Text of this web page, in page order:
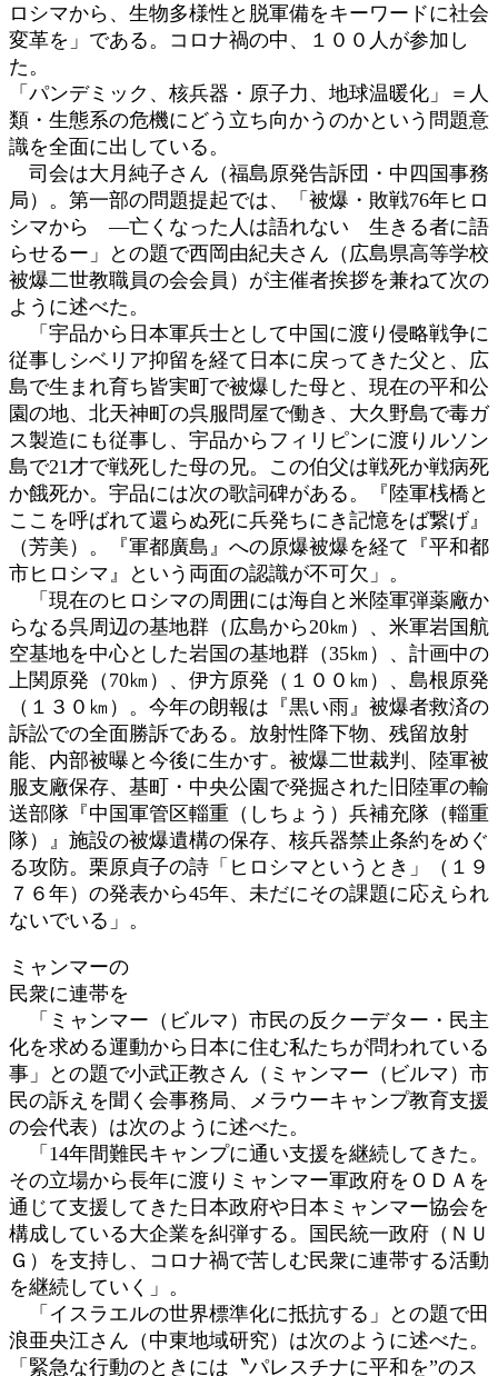
ロシマから、生物多様性と脱軍備をキーワードに社会
変革を」である。コロナ禍の中、１００人が参加し
た。
「パンデミック、核兵器・原子力、地球温暖化」＝人
類・生態系の危機にどう立ち向かうのかという問題意
識を全面に出している。
司会は大月純子さん（福島原発告訴団・中四国事務
局）。第一部の問題提起では、「被爆・敗戦76年ヒロ
シマから ―亡くなった人は語れない 生きる者に語
らせるー」との題で西岡由紀夫さん（広島県高等学校
被爆二世教職員の会会員）が主催者挨拶を兼ねて次の
ように述べた。
「宇品から日本軍兵士として中国に渡り侵略戦争に
従事しシベリア抑留を経て日本に戻ってきた父と、広
島で生まれ育ち皆実町で被爆した母と、現在の平和公
園の地、北天神町の呉服問屋で働き、大久野島で毒ガ
ス製造にも従事し、宇品からフィリピンに渡りルソン
島で21才で戦死した母の兄。この伯父は戦死か戦病死
か餓死か。宇品には次の歌詞碑がある。『陸軍桟橋と
ここを呼ばれて還らぬ死に兵発ちにき記憶をば繋げ』
（芳美）。『軍都廣島』への原爆被爆を経て『平和都
市ヒロシマ』という両面の認識が不可欠」。
「現在のヒロシマの周囲には海自と米陸軍弾薬廠か
らなる呉周辺の基地群（広島から20㎞）、米軍岩国航
空基地を中心とした岩国の基地群（35㎞）、計画中の
上関原発（70㎞）、伊方原発（１００㎞）、島根原発
（１３０㎞）。今年の朗報は『黒い雨』被爆者救済の
訴訟での全面勝訴である。放射性降下物、残留放射
能、内部被曝と今後に生かす。被爆二世裁判、陸軍被
服支廠保存、基町・中央公園で発掘された旧陸軍の輸
送部隊『中国軍管区輜重（しちょう）兵補充隊（輜重
隊）』施設の被爆遺構の保存、核兵器禁止条約をめぐ
る攻防。栗原貞子の詩「ヒロシマというとき」（１９
７６年）の発表から45年、未だにその課題に応えられ
ないでいる」。
ミャンマーの
民衆に連帯を
「ミャンマー（ビルマ）市民の反クーデター・民主
化を求める運動から日本に住む私たちが問われている
事」との題で小武正教さん（ミャンマー（ビルマ）市
民の訴えを聞く会事務局、メラウーキャンプ教育支援
の会代表）は次のように述べた。
「14年間難民キャンプに通い支援を継続してきた。
その立場から長年に渡りミャンマー軍政府をＯＤＡを
通じて支援してきた日本政府や日本ミャンマー協会を
構成している大企業を糾弾する。国民統一政府（ＮＵ
Ｇ）を支持し、コロナ禍で苦しむ民衆に連帯する活動
を継続していく」。
「イスラエルの世界標準化に抵抗する」との題で田
浪亜央江さん（中東地域研究）は次のように述べた。
「緊急な行動のときには〝パレスチナに平和を”のス